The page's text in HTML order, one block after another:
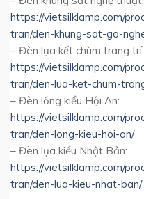
https://vietsilklamp.com/
tran/den-khung-sat-go-
– Đèn lụa kết chùm trang trí:
https://vietsilklamp.com/
tran/den-lua-ket-chum-
– Đèn lồng kiểu Hội An:
https://vietsilklamp.com/
tran/den-long-kieu-hoi-an/
– Đèn lụa kiểu Nhật Bản:
https://vietsilklamp.com/
tran/den-lua-kieu-nhat-ban/